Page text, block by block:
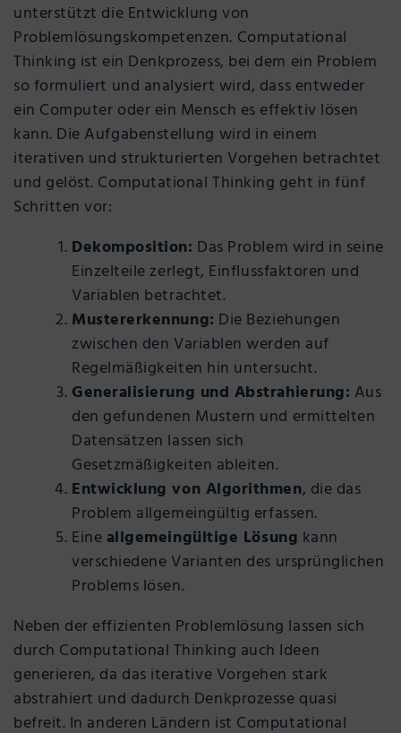
unterstützt die Entwicklung von
Problemlösungskompetenzen. Computational
Thinking ist ein Denkprozess, bei dem ein Problem
so formuliert und analysiert wird, dass entweder
ein Computer oder ein Mensch es effektiv lösen
kann. Die Aufgabenstellung wird in einem
iterativen und strukturierten Vorgehen betrachtet
und gelöst. Computational Thinking geht in fünf
Schritten vor:
Dekomposition: Das Problem wird in seine
Einzelteile zerlegt, Einflussfaktoren und
Variablen betrachtet.
Mustererkennung: Die Beziehungen
zwischen den Variablen werden auf
Regelmäßigkeiten hin untersucht.
Generalisierung und Abstrahierung: Aus
den gefundenen Mustern und ermittelten
Datensätzen lassen sich
Gesetzmäßigkeiten ableiten.
Entwicklung von Algorithmen, die das
Problem allgemeingültig erfassen.
Eine allgemeingültige Lösung kann
verschiedene Varianten des ursprünglichen
Problems lösen.
Neben der effizienten Problemlösung lassen sich
durch Computational Thinking auch Ideen
generieren, da das iterative Vorgehen stark
abstrahiert und dadurch Denkprozesse quasi
befreit. In anderen Ländern ist Computational